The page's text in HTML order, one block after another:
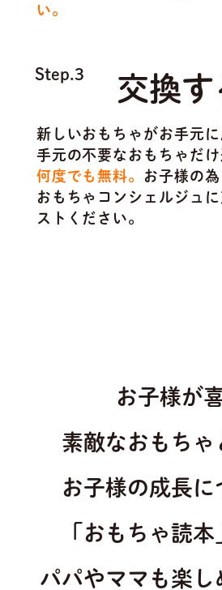
い。
Step.3 交換す
新しいおもちゃがお手元
手元の不要なおもちゃだけ
何度でも無料。
お子様の
おもちゃコンシェルジュ
ストください。
お子様が
素敵なおもちゃ
お子様の成長に
「おもちゃ読本
パパやママも楽し